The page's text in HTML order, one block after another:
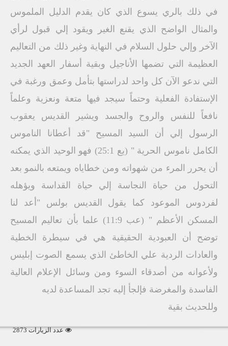
في ذلك بالري يسوع الذي كان يقدم الدليل الملموس
والمثال الواضح الذي يقنع الغير ويقود إلي قبول لرأي
الآخر وإلي حلول السلام في النهاية وغير ذلك من التعاليم
العظيمة التي تضمها الأناجيل وبقية أسفار العهد الجديد
التي ندعو الآن كل واحد لدراستها بتأمل وعمق ورغبة في
الإستفادة الفعلية وحتماً سيجد فيها متعة ونعزية وعلماً
نافعاً للنفس والروح والجسد ويشير القديس يعقوب
الرسول إلي أن السيد المسيح "قد أعطانا الناموس
الكامل ناموس الحرية " (يع 25:1) فهو الوحيد الذي يمكنه
أن يحرر المرء من شهواته ومن خطاياه ويمتعه بالنمو بعد
التحول من حياة النجاسة إلي حياة القداسة ويؤهله
لفردوس الموعود كما يقول القديس بولس "أعد لنا
المسكن الأعظم " (عب 11:9) علما بأن تعاليم المسيح
توضح أن العبودية الحقيقية هي في سيطرة الخطية
والعادات الردية علي الخاطئ الذي يسمع الصوت إبليس
ولأعوانه من أصدقاء السوء ومن وسائل الإعلام العالية
الفاسدة والمغرضة فإلجأ إليه تجد المساعدة لديه
وللحديث بقية
عدد الزيارات 2873